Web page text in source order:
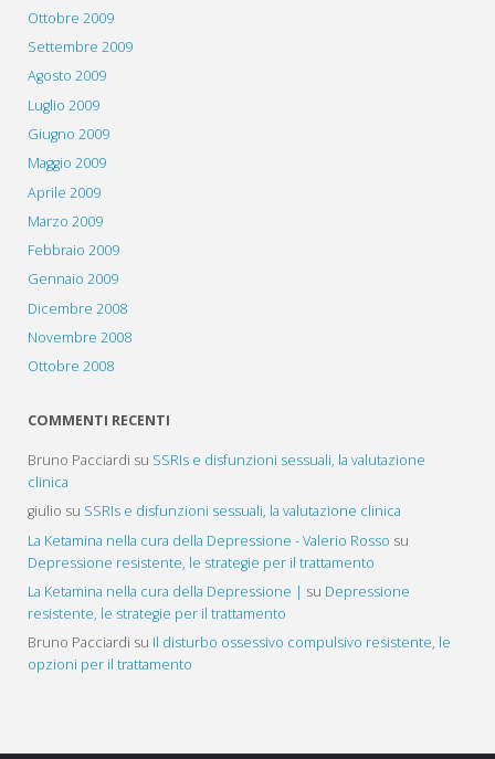
Ottobre 2009
Settembre 2009
Agosto 2009
Luglio 2009
Giugno 2009
Maggio 2009
Aprile 2009
Marzo 2009
Febbraio 2009
Gennaio 2009
Dicembre 2008
Novembre 2008
Ottobre 2008
COMMENTI RECENTI
Bruno Pacciardi su SSRIs e disfunzioni sessuali, la valutazione
clinica
giulio su SSRIs e disfunzioni sessuali, la valutazione clinica
La Ketamina nella cura della Depressione - Valerio Rosso su
Depressione resistente, le strategie per il trattamento
La Ketamina nella cura della Depressione | su Depressione
resistente, le strategie per il trattamento
Bruno Pacciardi su Il disturbo ossessivo compulsivo resistente, le
opzioni per il trattamento